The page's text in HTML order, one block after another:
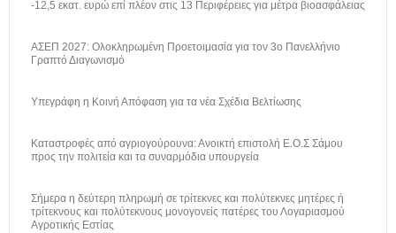
-12,5 εκατ. ευρώ επί πλέον στις 13 Περιφέρειες για μέτρα βιοασφάλειας
ΑΣΕΠ 2027: Ολοκληρωμένη Προετοιμασία για τον 3ο Πανελλήνιο
Γραπτό Διαγωνισμό
Υπεγράφη η Κοινή Απόφαση για τα νέα Σχέδια Βελτίωσης
Καταστροφές από αγριογούρουνα: Ανοικτή επιστολή Ε.Ο.Σ Σάμου
προς την πολιτεία και τα συναρμόδια υπουργεία
Σήμερα η δεύτερη πληρωμή σε τρίτεκνες και πολύτεκνες μητέρες ή
τρίτεκνους και πολύτεκνους μονογονείς πατέρες του Λογαριασμού
Αγροτικής Εστίας